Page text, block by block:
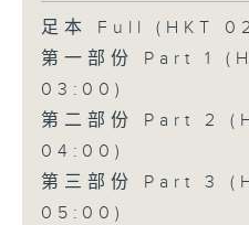
足本 Full (HKT
第一部份 Part 1
03:00)
第二部份 Part 2
04:00)
第三部份 Part 3
05:00)